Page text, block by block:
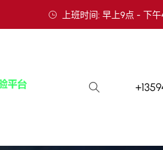
上班时间: 早上9点 - 下午